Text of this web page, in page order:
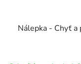
Nálepka - Chyť a